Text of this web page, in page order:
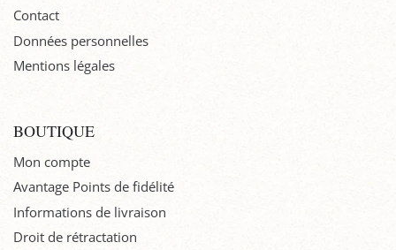
Contact
Données personnelles
Mentions légales
BOUTIQUE
Mon compte
Avantage Points de fidélité
Informations de livraison
Droit de rétractation